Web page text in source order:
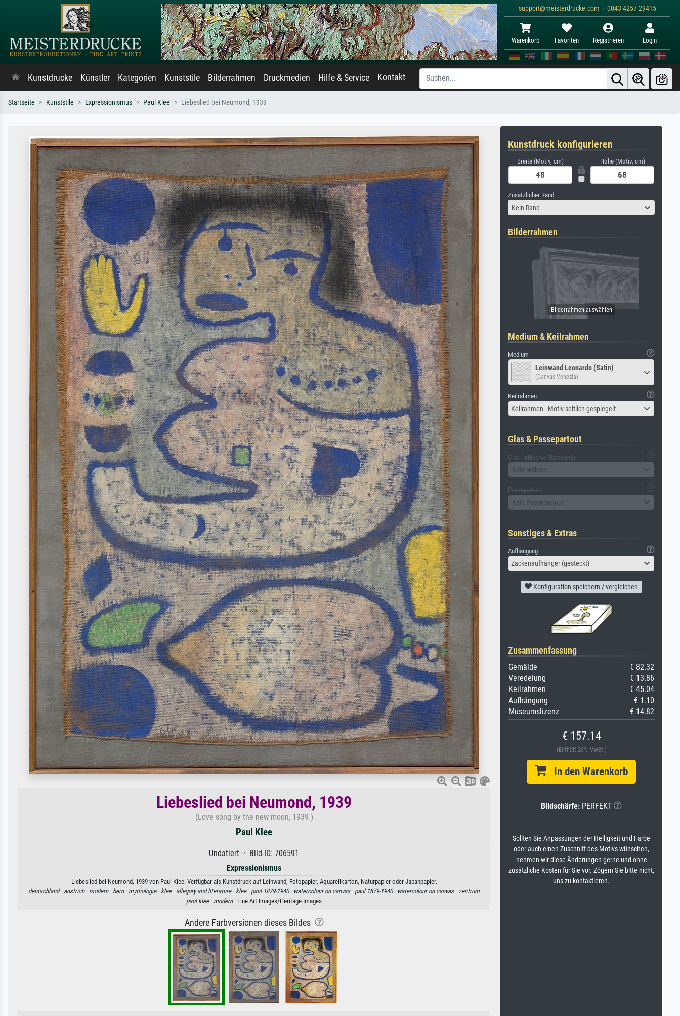
support@meisterdrucke.com · 0043 4257 29415
Warenkorb Favoriten Registrieren Login
Kunstdrucke Künstler Kategorien Kunststile Bilderrahmen Druckmedien Hilfe & Service Kontakt
Startseite Kunststile Expressionismus Paul Klee Liebeslied bei Neumond, 1939
Liebeslied bei Neumond, 1939
(Love song by the new moon, 1939.)
Paul Klee
Undatiert · Bild-ID: 706591
Expressionismus
Liebeslied bei Neumond, 1939 von Paul Klee. Verfügbar als Kunstdruck auf Leinwand, Fotopapier, Aquarellkarton, Naturpapier oder Japanpapier.
deutschland · anstrich · modern · bern · mythologie · klee · allegory and literature · klee · paul 1879-1940 · watercolour on canvas · paul 1879-1940 · watercolour on canvas ·zentrum
paul klee · modern· Fine Art Images/Heritage Images
Andere Farbversionen dieses Bildes
Kunstdruck konfigurieren
Breite (Motiv, cm) Höhe (Motiv, cm)
Zusätzlicher Rand
Kein Rand
Bilderrahmen
Medium & Keilrahmen
Medium
Leinwand Leonardo (Satin)
(Canvas Venezia)
Keilrahmen
Keilrahmen - Motiv seitlich gespiegelt
Glas & Passepartout
Glas (inklusive Rückwand)
Bitte wählen
Passepartout
Kein Passepartout
Sonstiges & Extras
Aufhängung
Zackenaufhänger (gesteckt)
Konfiguration speichern / vergleichen
Zusammenfassung
Gemälde
€ 82.32
Veredelung
€ 13.86
Keilrahmen
€ 45.04
Aufhängung
€ 1.10
Museumslizenz
€ 14.82
€ 157.14
(Enthält 20% MwSt.)
In den Warenkorb
Bildschärfe: PERFEKT
Sollten Sie Anpassungen der Helligkeit und Farbe
oder auch einen Zuschnitt des Motivs wünschen,
nehmen wir diese Änderungen gerne und ohne
zusätzliche Kosten für Sie vor. Zögern Sie bitte nicht,
uns zu kontaktieren.